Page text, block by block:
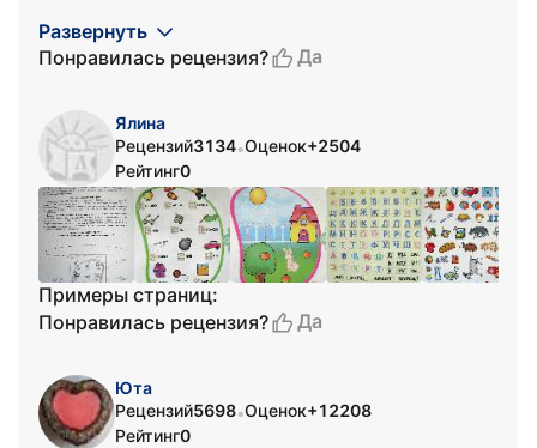
Развернуть
Понравилась рецензия?
Да
Ялина
Рецензий3134•Оценок+2504
Рейтинг0
Примеры страниц:
Понравилась рецензия?
Да
Юта
Рецензий5698•Оценок+12208
Рейтинг0